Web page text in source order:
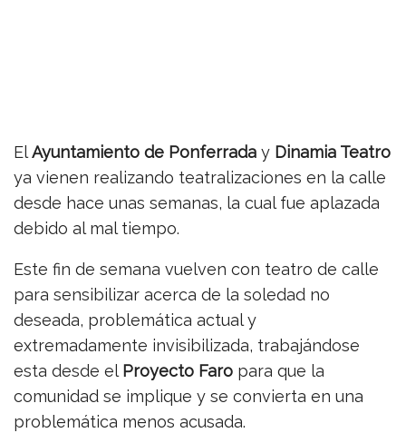
ElAyuntamiento de Ponferrada y Dinamia Teatro
ya vienen realizando teatralizaciones en la calle
desde hace unas semanas, la cual fue aplazada
debido al mal tiempo.
Este fin de semana vuelven con teatro de calle
para sensibilizar acerca de la soledad no
deseada, problemática actual y
extremadamente invisibilizada, trabajándose
esta desde el Proyecto Faro para que la
comunidad se implique y se convierta en una
problemática menos acusada.